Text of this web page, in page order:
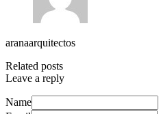
aranaarquitectos
Related posts
Leave a reply
Name